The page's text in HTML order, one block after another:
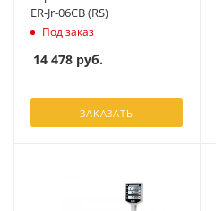
ER-Jr-06CB (RS)
Под заказ
14 478 руб.
ЗАКАЗАТЬ